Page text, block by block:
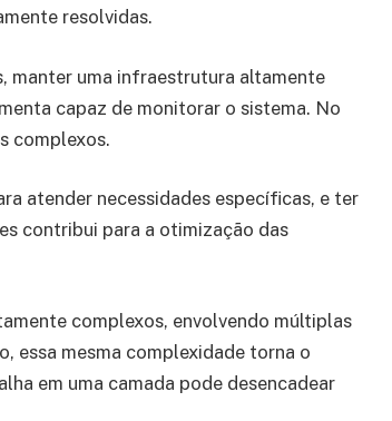
resolvidas.
manter uma infraestrutura altamente
capaz de monitorar o sistema. No
complexos.
atender necessidades específicas, e ter
contribui para a otimização das
complexos, envolvendo múltiplas
essa mesma complexidade torna o
em uma camada pode desencadear